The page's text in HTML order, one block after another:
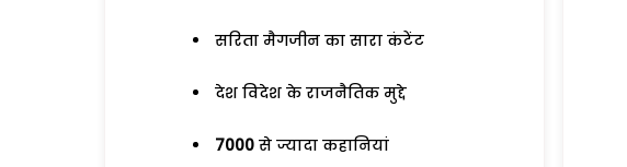
सरिता मैगजीन का सारा कंटेंट
देश विदेश के राजनैतिक मुद्दे
7000 से ज्यादा कहानियां